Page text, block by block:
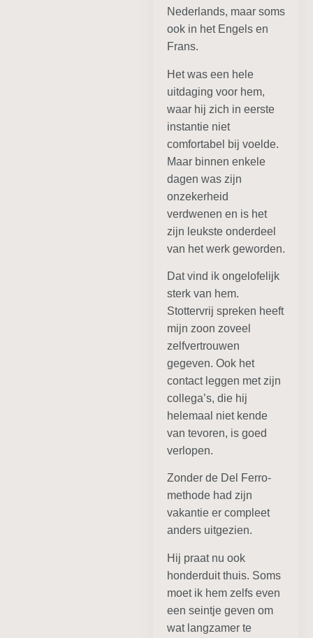
Nederlands, maar soms
ook in het Engels en
Frans.
Het was een hele
uitdaging voor hem,
waar hij zich in eerste
instantie niet
comfortabel bij voelde.
Maar binnen enkele
dagen was zijn
onzekerheid
verdwenen en is het
zijn leukste onderdeel
van het werk geworden.
Dat vind ik ongelofelijk
sterk van hem.
Stottervrij spreken heeft
mijn zoon zoveel
zelfvertrouwen
gegeven. Ook het
contact leggen met zijn
collega’s, die hij
helemaal niet kende
van tevoren, is goed
verlopen.
Zonder de Del Ferro-
methode had zijn
vakantie er compleet
anders uitgezien.
Hij praat nu ook
honderduit thuis. Soms
moet ik hem zelfs even
een seintje geven om
wat langzamer te